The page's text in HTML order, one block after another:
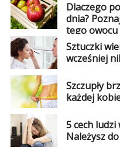
Dlaczego
dnia?
tego owocu
Sztuczki
wcześniej
Szczupły
każdej
5 cech ludzi
Należysz